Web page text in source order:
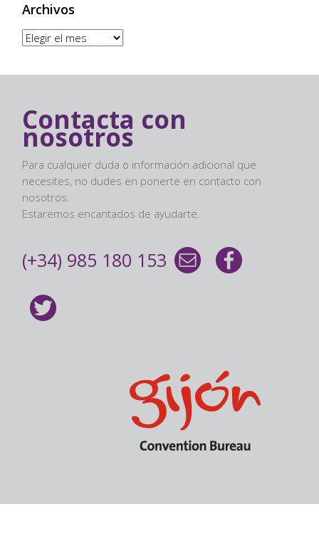
Archivos
Archivos
Contacta con
nosotros
Para cualquier duda o información adicional que
necesites, no dudes en ponerte en contacto con
nosotros.
Estaremos encantados de ayudarte.
(+34) 985 180 153